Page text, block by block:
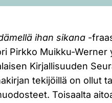
ihan sikana -
Pirkko Muikku-Werner
Kirjallisuuden
tekijöillä on ollut
Toisaalta